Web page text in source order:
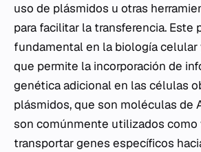
uso de plásmidos u otras
para facilitar la transferencia. Este
fundamental en la biología celular
que permite la incorporación de
genética adicional en las células
plásmidos, que son moléculas de
son comúnmente utilizados como
transportar genes específicos